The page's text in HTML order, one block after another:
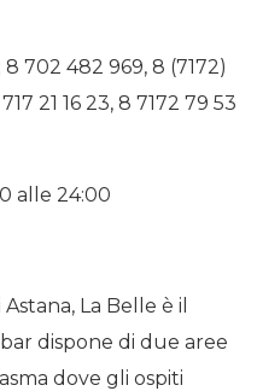
702 482 969, 8 (7172)
21 16 23, 8 7172 79 53
alle 24:00
La Belle è il
dispone di due aree
dove gli ospiti